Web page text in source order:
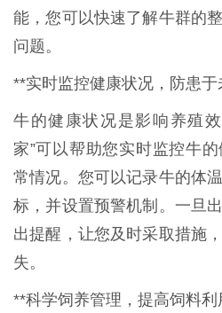
能，您可以快速了解牛群的
问题。
**实时监控健康状况，防患于
牛的健康状况是影响养殖
家”可以帮助您实时监控牛
常情况。您可以记录牛的体
标，并设置预警机制。一旦
出提醒，让您及时采取措施
失。
**科学饲养管理，提高饲料利